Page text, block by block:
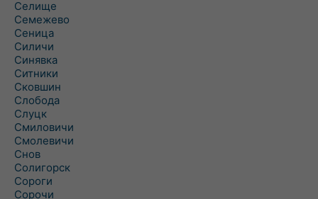
Селище
Семежево
Сеница
Силичи
Синявка
Ситники
Сковшин
Слобода
Слуцк
Смиловичи
Смолевичи
Снов
Солигорск
Сороги
Сорочи